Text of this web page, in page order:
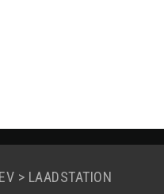
laadbox
(gecontroleerd) laden. U
via het reguliere 220-
Jeep.
EV > LAADSTATION